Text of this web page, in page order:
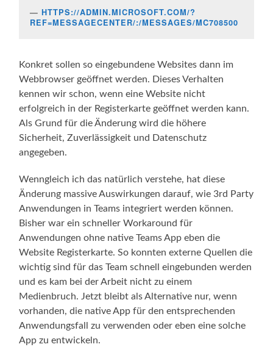
HTTPS://ADMIN.MICROSOFT.COM/?
REF=MESSAGECENTER/:/MESSAGES/MC708500
Konkret sollen so eingebundene Websites dann im
Webbrowser geöffnet werden. Dieses Verhalten
kennen wir schon, wenn eine Website nicht
erfolgreich in der Registerkarte geöffnet werden kann.
Als Grund für die Änderung wird die höhere
Sicherheit, Zuverlässigkeit und Datenschutz
angegeben.
Wenngleich ich das natürlich verstehe, hat diese
Änderung massive Auswirkungen darauf, wie 3rd Party
Anwendungen in Teams integriert werden können.
Bisher war ein schneller Workaround für
Anwendungen ohne native Teams App eben die
Website Registerkarte. So konnten externe Quellen die
wichtig sind für das Team schnell eingebunden werden
und es kam bei der Arbeit nicht zu einem
Medienbruch. Jetzt bleibt als Alternative nur, wenn
vorhanden, die native App für den entsprechenden
Anwendungsfall zu verwenden oder eben eine solche
App zu entwickeln.